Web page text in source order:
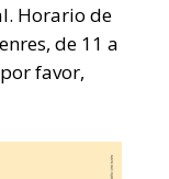
Horario de
de 11 a
favor,